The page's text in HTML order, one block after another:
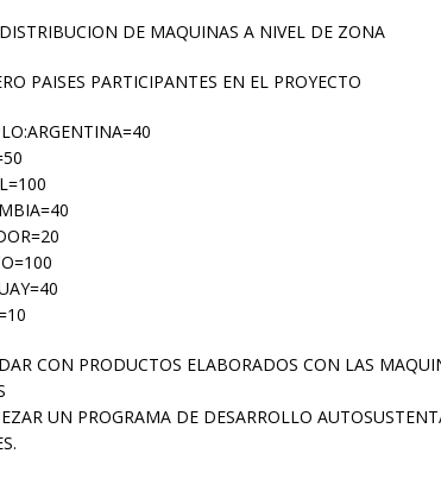
DISTRIBUCION DE MAQUINAS A NIVEL DE ZONA
PAISES PARTICIPANTES EN EL PROYECTO
CON PRODUCTOS ELABORADOS CON LAS
UN PROGRAMA DE DESARROLLO